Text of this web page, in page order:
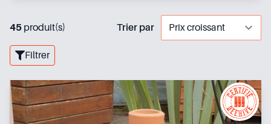
45 produit(s) Trier par
Filtrer